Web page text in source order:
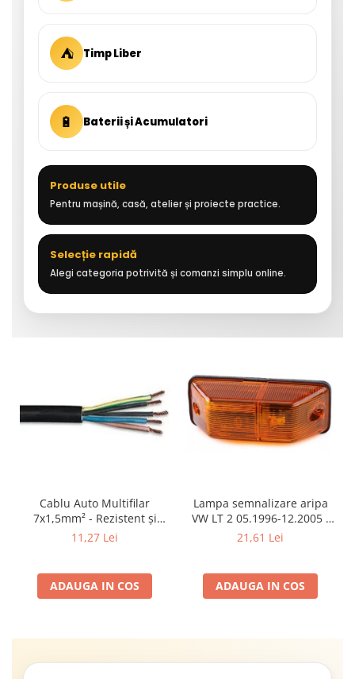
⛺ Timp Liber
🔋 Baterii și Acumulatori
Produse utile
Pentru mașină, casă, atelier și proiecte practice.
Selecție rapidă
Alegi categoria potrivită și comanzi simplu online.
Cablu Auto Multifilar
7x1,5mm² - Rezistent și
Flexibil pentru Remorci 12V-
11,27 Lei
ADAUGA IN COS
Lampa semnalizare aripa
VW LT 2 05.1996-12.2005 ;
Mercedes Sprinter 1995-
Neoplan Euroliner,
Starliner,Centroliner,
21,61 Lei
ADAUGA IN COS